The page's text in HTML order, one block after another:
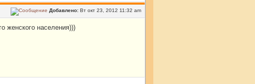
Добавлено: Вт окт 23, 2012 11:32 am
женского населения)))